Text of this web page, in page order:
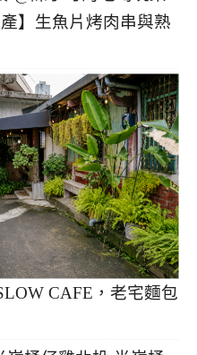
】生魚片烤肉串與熟
CAFE，老宅麵包